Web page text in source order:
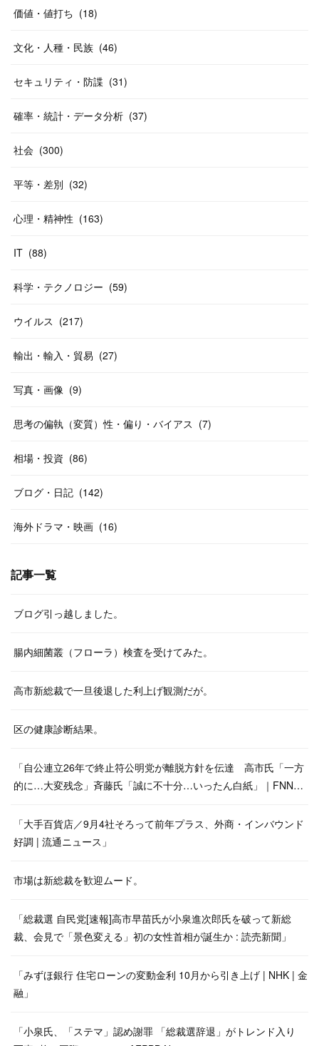
価値・値打ち (18)
文化・人種・民族 (46)
セキュリティ・防諜 (31)
確率・統計・データ分析 (37)
社会 (300)
平等・差別 (32)
心理・精神性 (163)
IT (88)
科学・テクノロジー (59)
ウイルス (217)
輸出・輸入・貿易 (27)
写真・画像 (9)
思考の偏執（変質）性・偏り・バイアス (7)
相場・投資 (86)
ブログ・日記 (142)
海外ドラマ・映画 (16)
記事一覧
ブログ引っ越しました。
腸内細菌叢（フローラ）検査を受けてみた。
高市新総裁で一旦後退した利上げ観測だが。
区の健康診断結果。
「自公連立26年で終止符公明党が離脱方針を伝達 高市氏「一方
的に…大変残念」斉藤氏「誠に不十分…いったん白紙」｜FNN…
「大手百貨店／9月4社そろって前年プラス、外商・インバウンド
好調 | 流通ニュース」
市場は新総裁を歓迎ムード。
「総裁選 自民党[速報]高市早苗氏が小泉進次郎氏を破って新総
裁、会見で「景色変える」初の女性首相が誕生か : 読売新聞」
「みずほ銀行 住宅ローンの変動金利 10月から引き上げ | NHK | 金
融」
「小泉氏、「ステマ」認め謝罪 「総裁選辞退」がトレンド入り